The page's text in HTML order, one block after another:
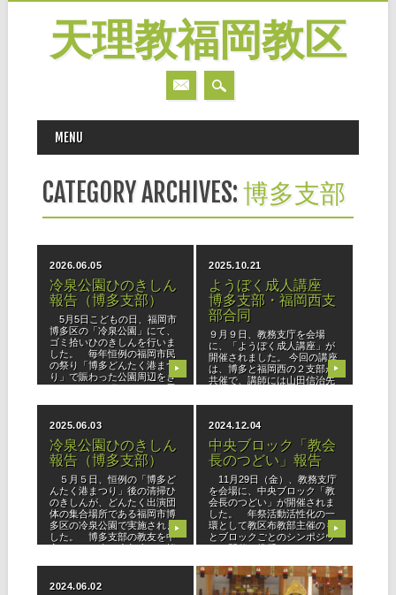
天理教福岡教区
MAIN MENU
MENU
CATEGORY ARCHIVES:博多支部
2026.06.05
冷泉公園ひのきしん
報告（博多支部）
5月5日こどもの日、福岡市
博多区の「冷泉公園」にて、
ゴミ拾いひのきしんを行いま
した。 毎年恒例の福岡市民
の祭り「博多どんたく港まつ
り」で賑わった公園周辺をき
れいにさせて頂きたいとの思
▶
2025.10.21
ようぼく成人講座
博多支部・福岡西支
部合同
９月９日、教務支庁を会場
に、「ようぼく成人講座」が
開催されました。 今回の講座
は、博多と福岡西の２支部が
共催で、講師には山田信治先
ム「すっきり解決！ 不足の
た。 プログラ
▶
2025.06.03
冷泉公園ひのきしん
報告（博多支部）
５月５日、恒例の「博多ど
んたく港まつり」後の清掃ひ
のきしんが、どんたく出演団
体の集合場所である福岡市博
多区の冷泉公園で実施されま
した。 博多支部の教友を中
▶
2024.12.04
中央ブロック「教会
長のつどい」報告
11月29日（金）、教務支庁
を会場に、中央ブロック「教
会長のつどい」が開催されま
した。 年祭活動活性化の一
環として教区布教部主催のも
とブロックごとのシンポジウ
し、教会
▶
2024.06.02 2023.11.01